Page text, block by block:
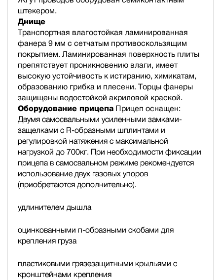
штекером.
Днище
Транспортная влагостойкая ламинированная
фанера 9 мм с сетчатым противоскользящим
покрытием. Ламинированная поверхность плиты
препятствует проникновению влаги, имеет
высокую устойчивость к истиранию, химикатам,
образованию грибка и плесени. Торцы фанеры
защищены водостойкой акриловой краской.
Оборудование прицепа Прицеп оснащен:
Двумя самосвальными усиленными замками-
защелками с R-образными шплинтами и
регулировкой натяжения с максимальной
нагрузкой до 700кг. При необходимости фиксации
прицепа в самосвальном режиме рекомендуется
использование двух газовых упоров
(приобретаются дополнительно).
удлинителем дышла
оцинкованными п-образными скобами для
крепления груза
пластиковыми грязезащитными крыльями с
кронштейнами крепления